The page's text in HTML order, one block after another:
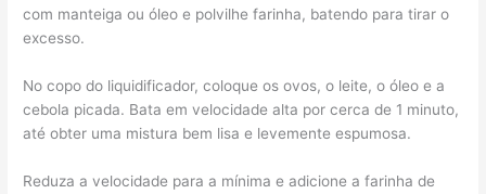
com manteiga ou óleo e polvilhe farinha, batendo para tirar o
excesso.
No copo do liquidificador, coloque os ovos, o leite, o óleo e a
cebola picada. Bata em velocidade alta por cerca de 1 minuto,
até obter uma mistura bem lisa e levemente espumosa.
Reduza a velocidade para a mínima e adicione a farinha de